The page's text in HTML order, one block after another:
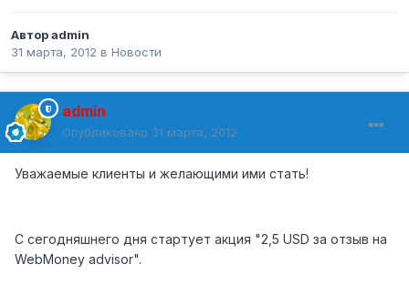
Авторadmin
31 марта, 2012 в Новости
admin
Опубликовано 31 марта, 2012
Уважаемые клиенты и желающими ими стать!
С сегодняшнего дня стартует акция "2,5 USD за отзыв на
WebMoney advisor".